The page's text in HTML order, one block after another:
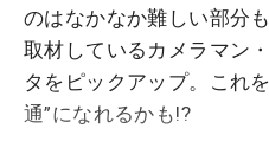
のはなかなか難しい部分
取材しているカメラマン
タをピックアップ。これ
通”になれるかも!?